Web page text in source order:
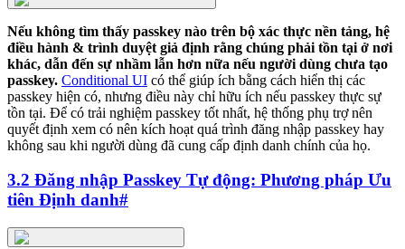
Nếu không tìm thấy passkey nào trên bộ xác thực nền tảng, hệ
điều hành & trình duyệt giả định rằng chúng phải tồn tại ở nơi
khác, dẫn đến sự nhầm lẫn hơn nữa nếu người dùng chưa tạo
passkey. Conditional UI có thể giúp ích bằng cách hiển thị các
passkey hiện có, nhưng điều này chỉ hữu ích nếu passkey thực sự
tồn tại. Để có trải nghiệm passkey tốt nhất, hệ thống phụ trợ nên
quyết định xem có nên kích hoạt quá trình đăng nhập passkey hay
không sau khi người dùng đã cung cấp định danh chính của họ.
3.2 Đăng nhập Passkey Tự động: Phương pháp Ưu
tiên Định danh#